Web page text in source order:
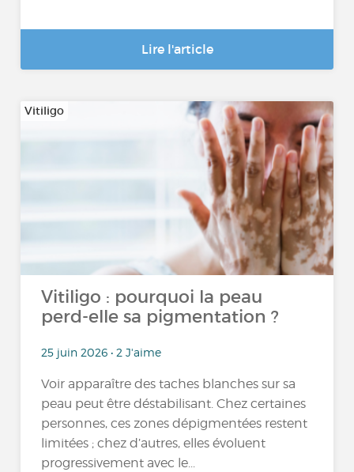
Lire l'article
Vitiligo
Vitiligo : pourquoi la peau
perd-elle sa pigmentation ?
25 juin 2026 • 2 J'aime
Voir apparaître des taches blanches sur sa
peau peut être déstabilisant. Chez certaines
personnes, ces zones dépigmentées restent
limitées ; chez d’autres, elles évoluent
progressivement avec le...